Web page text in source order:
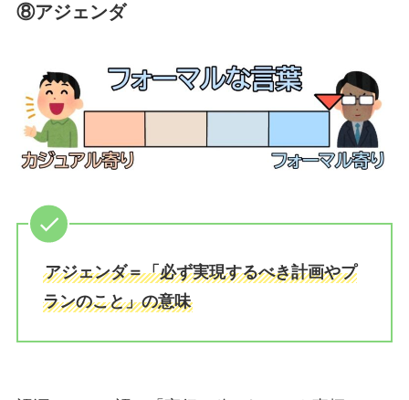
⑧アジェンダ
アジェンダ＝「必ず実現するべき計画やプ
ランのこと」の意味